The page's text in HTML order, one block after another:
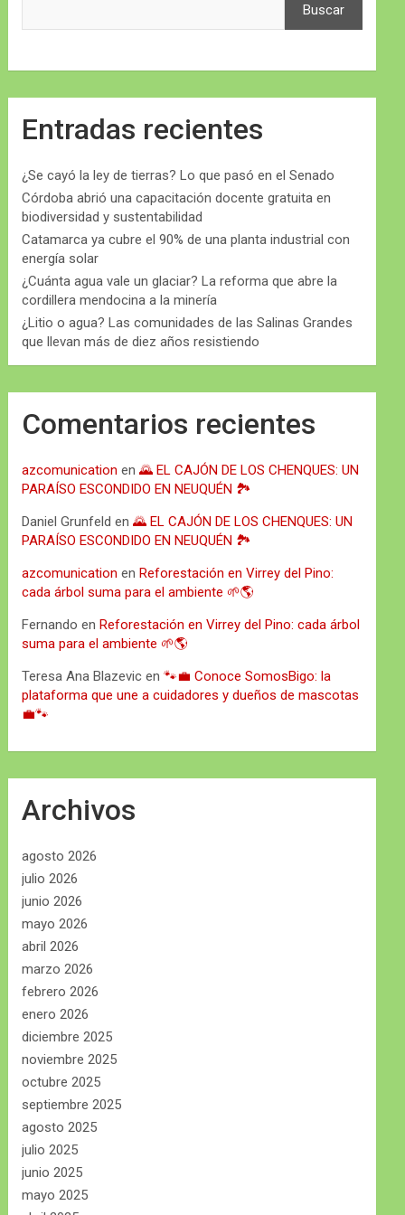
Buscar
Entradas recientes
¿Se cayó la ley de tierras? Lo que pasó en el Senado
Córdoba abrió una capacitación docente gratuita en
biodiversidad y sustentabilidad
Catamarca ya cubre el 90% de una planta industrial con
energía solar
¿Cuánta agua vale un glaciar? La reforma que abre la
cordillera mendocina a la minería
¿Litio o agua? Las comunidades de las Salinas Grandes
que llevan más de diez años resistiendo
Comentarios recientes
azcomunication en🌄 EL CAJÓN DE LOS CHENQUES: UN
PARAÍSO ESCONDIDO EN NEUQUÉN 🏞️
Daniel Grunfeld en🌄 EL CAJÓN DE LOS CHENQUES: UN
PARAÍSO ESCONDIDO EN NEUQUÉN 🏞️
azcomunication en Reforestación en Virrey del Pino:
cada árbol suma para el ambiente 🌱🌎
Fernando en Reforestación en Virrey del Pino: cada árbol
suma para el ambiente 🌱🌎
Teresa Ana Blazevic en🐾💼 Conoce SomosBigo: la
plataforma que une a cuidadores y dueños de mascotas
💼🐾
Archivos
agosto 2026
julio 2026
junio 2026
mayo 2026
abril 2026
marzo 2026
febrero 2026
enero 2026
diciembre 2025
noviembre 2025
octubre 2025
septiembre 2025
agosto 2025
julio 2025
junio 2025
mayo 2025